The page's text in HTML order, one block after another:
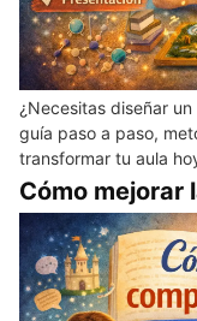
¿Necesitas diseñar
guía paso a paso,
transformar tu aula
Cómo mejorar